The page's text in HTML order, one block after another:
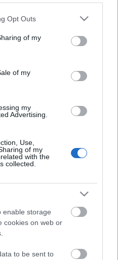
uses one or more Google
behaviour. You may click to
and its third-party tags to
purposes in below Google
Opt Outs
of my
of my
my
Advertising.
Use,
of my
with the
collected.
enable storage
cookies on web or
to be sent to
A GÁL FERENC
elkerülésében
az emberiség a Föld egész
erőforrásait